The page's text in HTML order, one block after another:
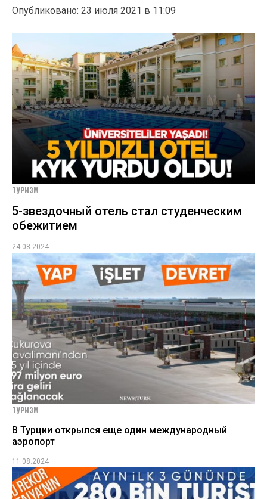
Опубликовано: 23 июля 2021 в 11:09
ТУРИЗМ
5-звездочный отель стал студенческим
обежитием
24.08.2024
ТУРИЗМ
В Турции открылся еще один международный
аэропорт
11.08.2024